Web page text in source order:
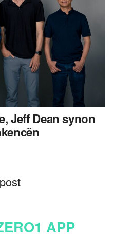
Jeff Dean synon
APP